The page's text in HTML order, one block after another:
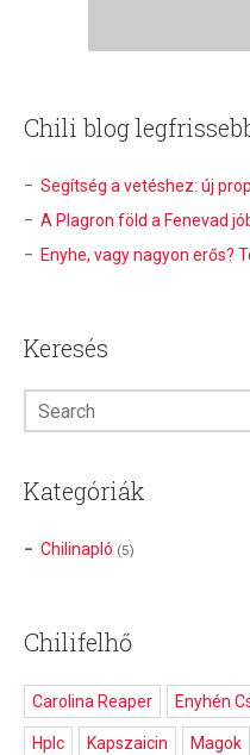
Chili blog
Segítség a vetéshez: új
A Plagron föld a Fenevad
Enyhe, vagy nagyon erős?
Keresés
Kategóriák
Chilinapló (5)
Chilifelhő
Carolina Reaper Enyhén
Hplc Kapszaicin Magok